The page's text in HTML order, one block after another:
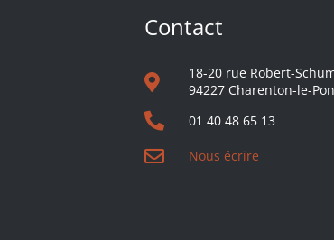
Contact
18-20 rue Robert-
94227 Charenton-le-
01 40 48 65 13
Nous écrire